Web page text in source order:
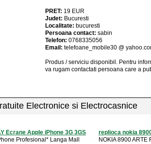
PRET: 19 EUR
Judet: Bucuresti
Localitate: bucuresti
Persoana contact: sabin
Telefon: 0768335056
Email: telefoane_mobile30 @
Produs / serviciu disponibil . Pentru
va rugam contactati persoana care a
Electronice si Electrocasnice
Ecrane Apple iPhone 3G 3GS
Profesional* Langa Mall
replioca nokia
NOKIA 8900 ARTE